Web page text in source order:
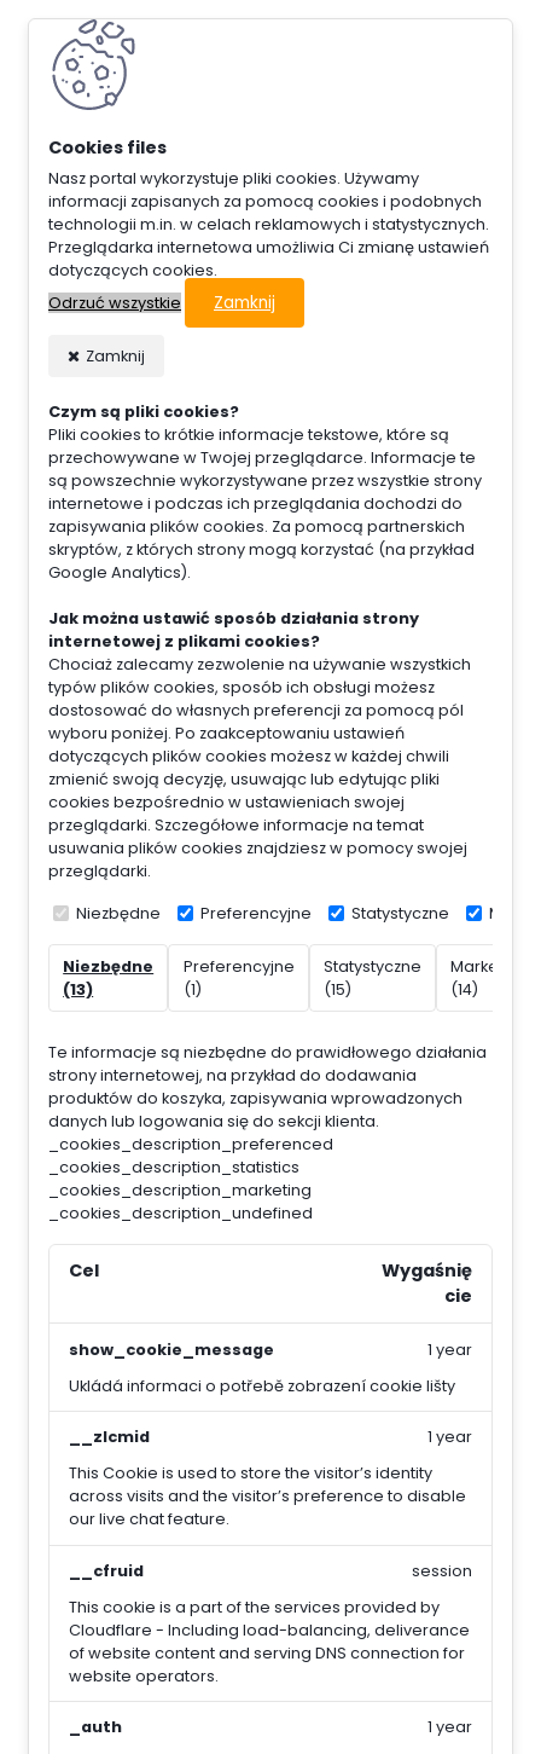
Nasz portal wykorzystuje pliki cookies. Używamy
informacji zapisanych za pomocą cookies i podobnych
technologii m.in. w celach reklamowych i statystycznych.
Przeglądarka internetowa umożliwia Ci zmianę ustawień
dotyczących cookies.
Odrzuć wszystkie
Zamknij
Zamknij
Czym są pliki cookies?
Pliki cookies to krótkie informacje tekstowe, które są
przechowywane w Twojej przeglądarce. Informacje te
są powszechnie wykorzystywane przez wszystkie strony
internetowe i podczas ich przeglądania dochodzi do
zapisywania plików cookies. Za pomocą partnerskich
skryptów, z których strony mogą korzystać (na przykład
Google Analytics).
Jak można ustawić sposób działania strony
internetowej z plikami cookies?
Chociaż zalecamy zezwolenie na używanie wszystkich
typów plików cookies, sposób ich obsługi możesz
dostosować do własnych preferencji za pomocą pól
wyboru poniżej. Po zaakceptowaniu ustawień
dotyczących plików cookies możesz w każdej chwili
zmienić swoją decyzję, usuwając lub edytując pliki
cookies bezpośrednio w ustawieniach swojej
przeglądarki. Szczegółowe informacje na temat
usuwania plików cookies znajdziesz w pomocy swojej
przeglądarki.
Niezbędne Preferencyjne Statystyczne
Niezbędne
(13)
Preferencyjne
(1)
Statystyczne
(15)
(14)
Te informacje są niezbędne do prawidłowego działania
strony internetowej, na przykład do dodawania
produktów do koszyka, zapisywania wprowadzonych
danych lub logowania się do sekcji klienta.
_cookies_description_preferenced
_cookies_description_statistics
_cookies_description_marketing
_cookies_description_undefined
Cel
Wygaśnię
cie
show_cookie_message
Ukládá informaci o potřebě zobrazení cookie lišty
1 year
__zlcmid
This Cookie is used to store the visitor’s identity
across visits and the visitor’s preference to disable
our live chat feature.
1 year
__cfruid
This cookie is a part of the services provided by
Cloudflare - Including load-balancing, deliverance
of website content and serving DNS connection for
website operators.
session
_auth
1 year